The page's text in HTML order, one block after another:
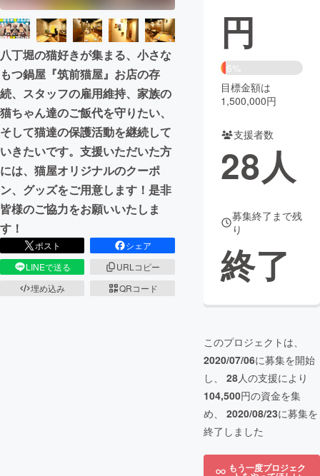
ビジネス・起業
まちづくり・地域活性化
CAMPFIRE for Social Good
CAMPFIRE Creation
CAMPFIREふるさと納税
コミュニティ
八丁堀の猫好きが集まる、小さな
もつ鍋屋『筑前猫屋』お店の存
続、スタッフの雇用維持、家族の
猫ちゃん達のご飯代を守りたい、
そして猫達の保護活動を継続して
いきたいです。支援いただいた方
には、猫屋オリジナルのクーポ
ン、グッズをご用意します！是非
皆様のご協力をお願いいたしま
す！
ポスト
シェア
LINEで送る
URLコピー
埋め込み
QRコード
円
6%
目標金額は
1,500,000円
支援者数
28人
募集終了まで残
り
終了
このプロジェクトは、
2020/07/06に募集を開始
し、 28人の支援により
104,500円の資金を集
め、 2020/08/23に募集を
終了しました
もう一度プロジェク